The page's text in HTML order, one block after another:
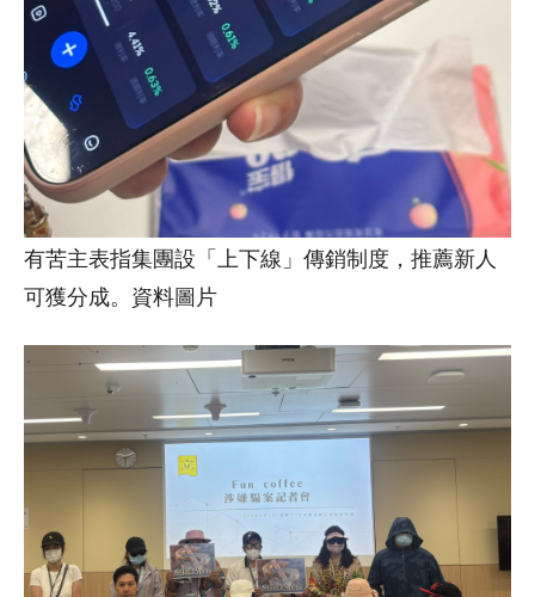
有苦主表指集團設「上下線」傳銷制度，推薦新人
可獲分成。資料圖片